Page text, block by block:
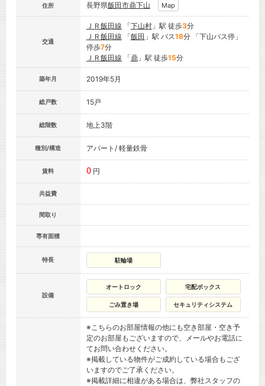
住所 長野県飯田市鼎下山 Map
交通
ＪＲ飯田線 「下山村」駅 徒歩3分
ＪＲ飯田線 「飯田 」駅 バス18分 「下山バス停」
停歩7分
ＪＲ飯田線 「鼎 」駅 徒歩15分
築年月 2019年5月
総戸数 15戸
総階数 地上3階
種別/構造 アパート/ 軽量鉄骨
賃料 0 円
共益費
間取り
専有面積
特長 駐輪場
設備
オートロック 宅配ボックス
ごみ置き場 セキュリティシステム
※こちらのお部屋情報の他にも空き部屋・空き予
定のお部屋もございますので、メールやお電話に
てお問い合わせください。
※掲載している物件がご成約している場合もござ
いますのでご了承ください。
※掲載詳細に相違がある場合は、弊社スタッフの